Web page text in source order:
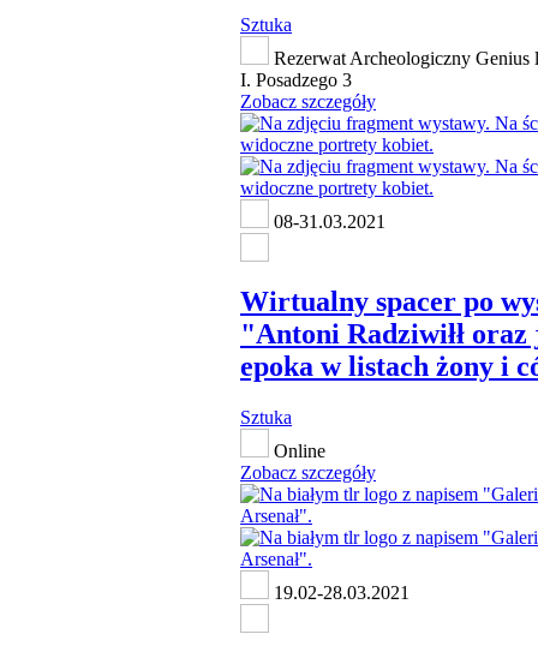
Sztuka
Rezerwat Archeologiczny Genius
I. Posadzego 3
Zobacz szczegóły
08-31.03.2021
Wirtualny spacer po
"Antoni Radziwiłł oraz
epoka w listach żony i
Sztuka
Online
Zobacz szczegóły
19.02-28.03.2021